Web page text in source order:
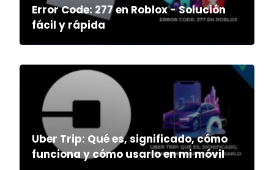
Error Code: 277 en Roblox - Solución
fácil y rápida
Uber Trip: Qué es, significado, cómo
funciona y cómo usarlo en mi móvil